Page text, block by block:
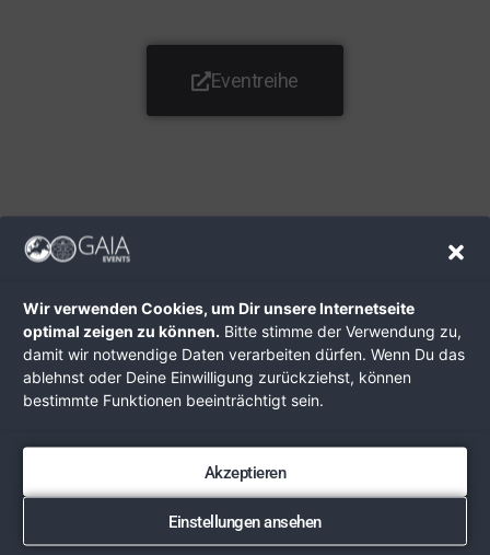
Wir verwenden Cookies, um Dir unsere Internetseite
optimal zeigen zu können. Bitte stimme der Verwendung zu,
damit wir notwendige Daten verarbeiten dürfen. Wenn Du das
ablehnst oder Deine Einwilligung zurückziehst, können
bestimmte Funktionen beeinträchtigt sein.
Akzeptieren
Einstellungen ansehen
Eventreihe